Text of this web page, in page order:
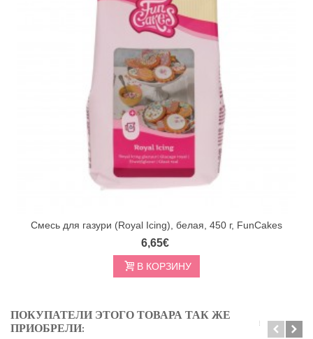
Смесь для газури (Royal Icing), белая, 450 г, FunCakes
6,65€
В КОРЗИНУ
ПОКУПАТЕЛИ ЭТОГО ТОВАРА ТАК ЖЕ
ПРИОБРЕЛИ: